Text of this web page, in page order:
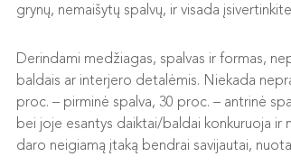
grynų, nemaišytų spalvų, ir visada
Derindami medžiagas, spalvas ir formas,
baldais ar interjero detalėmis. Niekada
proc. – pirminė spalva, 30 proc. – antrinė
bei joje esantys daiktai/baldai konkuruoja ir
daro neigiamą įtaką bendrai savijautai,